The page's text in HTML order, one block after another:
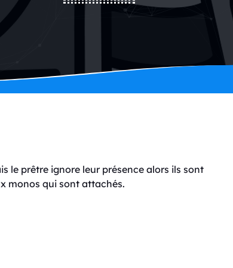
le prêtre ignore leur présence alors ils sont
monos qui sont attachés.